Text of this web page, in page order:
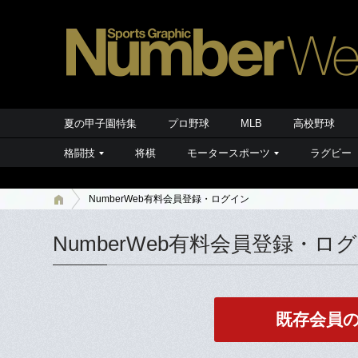
夏の甲子園特集 プロ野球 MLB 高校野球
格闘技 将棋 モータースポーツ ラグビー
NumberWeb有料会員登録・ログイン
NumberWeb有料会員登録・ロ
既存会員